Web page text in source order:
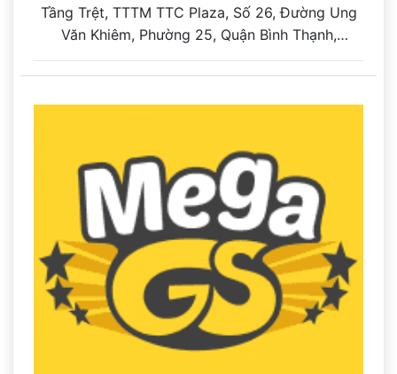
Tầng Trệt, TTTM TTC Plaza, Số 26, Đường Ung
Văn Khiêm, Phường 25, Quận Bình Thạnh,
TP.HCM